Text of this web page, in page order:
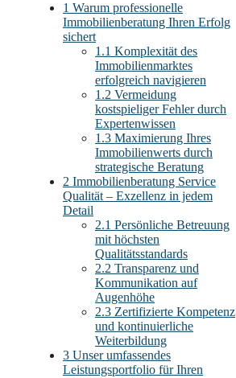
1 Warum professionelle
Immobilienberatung Ihren Erfolg
sichert
1.1 Komplexität des
Immobilienmarktes
erfolgreich navigieren
1.2 Vermeidung
kostspieliger Fehler durch
Expertenwissen
1.3 Maximierung Ihres
Immobilienwerts durch
strategische Beratung
2 Immobilienberatung Service
Qualität – Exzellenz in jedem
Detail
2.1 Persönliche Betreuung
mit höchsten
Qualitätsstandards
2.2 Transparenz und
Kommunikation auf
Augenhöhe
2.3 Zertifizierte Kompetenz
und kontinuierliche
Weiterbildung
3 Unser umfassendes
Leistungsportfolio für Ihren